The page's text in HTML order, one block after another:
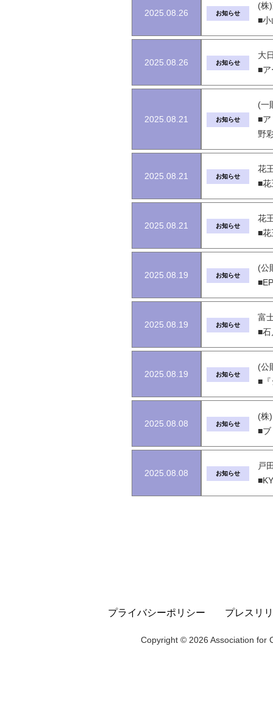
2025.08.26 お知らせ
(株
■小
2025.08.26 お知らせ
大
■ア
2025.08.21 お知らせ
(一
■ア
野
2025.08.21 お知らせ
花
■花
2025.08.21 お知らせ
花
■
2025.08.19 お知らせ
(公
2025.08.19 お知らせ
富
■
2025.08.19 お知らせ
(公
■『
2025.08.08 お知らせ
(株
■ブ
2025.08.08 お知らせ
戸
プライバシーポリシー プレスリ
Copyright © 2026 Association for